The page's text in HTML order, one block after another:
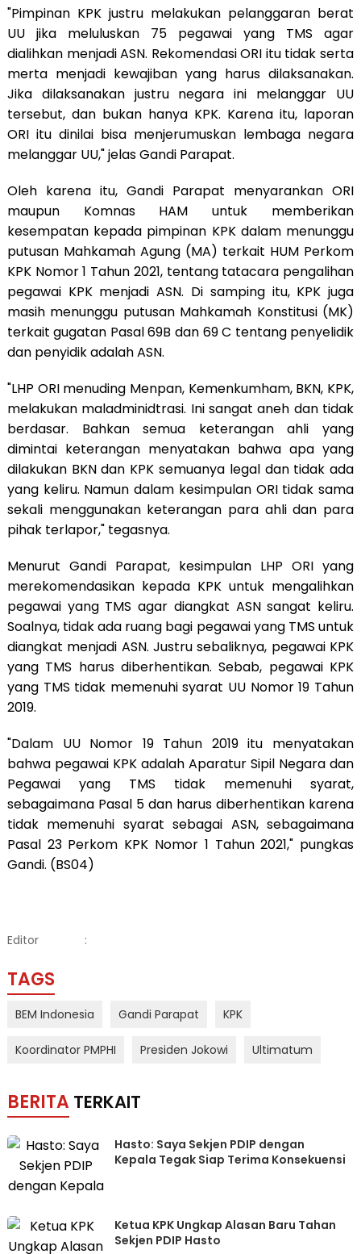
"Pimpinan KPK justru melakukan pelanggaran berat
UU jika meluluskan 75 pegawai yang TMS agar
dialihkan menjadi ASN. Rekomendasi ORI itu tidak serta
merta menjadi kewajiban yang harus dilaksanakan.
Jika dilaksanakan justru negara ini melanggar UU
tersebut, dan bukan hanya KPK. Karena itu, laporan
ORI itu dinilai bisa menjerumuskan lembaga negara
melanggar UU," jelas Gandi Parapat.
Oleh karena itu, Gandi Parapat menyarankan ORI
maupun Komnas HAM untuk memberikan
kesempatan kepada pimpinan KPK dalam menunggu
putusan Mahkamah Agung (MA) terkait HUM Perkom
KPK Nomor 1 Tahun 2021, tentang tatacara pengalihan
pegawai KPK menjadi ASN. Di samping itu, KPK juga
masih menunggu putusan Mahkamah Konstitusi (MK)
terkait gugatan Pasal 69B dan 69 C tentang penyelidik
dan penyidik adalah ASN.
"LHP ORI menuding Menpan, Kemenkumham, BKN, KPK,
melakukan maladminidtrasi. Ini sangat aneh dan tidak
berdasar. Bahkan semua keterangan ahli yang
dimintai keterangan menyatakan bahwa apa yang
dilakukan BKN dan KPK semuanya legal dan tidak ada
yang keliru. Namun dalam kesimpulan ORI tidak sama
sekali menggunakan keterangan para ahli dan para
pihak terlapor," tegasnya.
Menurut Gandi Parapat, kesimpulan LHP ORI yang
merekomendasikan kepada KPK untuk mengalihkan
pegawai yang TMS agar diangkat ASN sangat keliru.
Soalnya, tidak ada ruang bagi pegawai yang TMS untuk
diangkat menjadi ASN. Justru sebaliknya, pegawai KPK
yang TMS harus diberhentikan. Sebab, pegawai KPK
yang TMS tidak memenuhi syarat UU Nomor 19 Tahun
2019.
"Dalam UU Nomor 19 Tahun 2019 itu menyatakan
bahwa pegawai KPK adalah Aparatur Sipil Negara dan
Pegawai yang TMS tidak memenuhi syarat,
sebagaimana Pasal 5 dan harus diberhentikan karena
tidak memenuhi syarat sebagai ASN, sebagaimana
Pasal 23 Perkom KPK Nomor 1 Tahun 2021," pungkas
Gandi. (BS04)
Editor :
TAGS
BEM Indonesia Gandi Parapat KPK
Koordinator PMPHI Presiden Jokowi Ultimatum
BERITA TERKAIT
Hasto: Saya Sekjen PDIP dengan
Kepala Tegak Siap Terima Konsekuensi
Ketua KPK Ungkap Alasan Baru Tahan
Sekjen PDIP Hasto